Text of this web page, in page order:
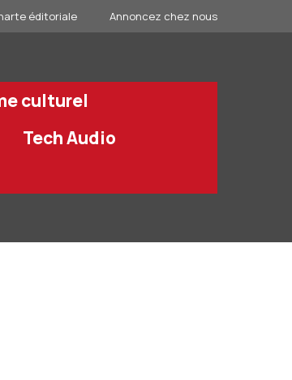
éditoriale Annoncez chez nous
culturel
Tech Audio